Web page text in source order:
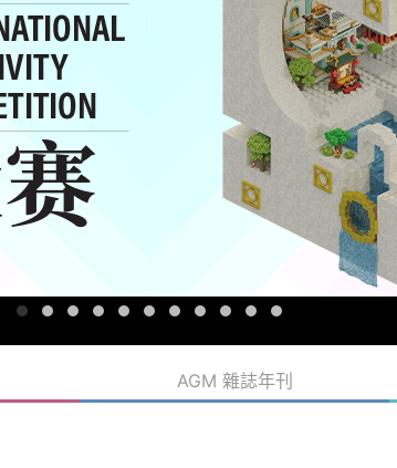
AGM 雜誌年刊